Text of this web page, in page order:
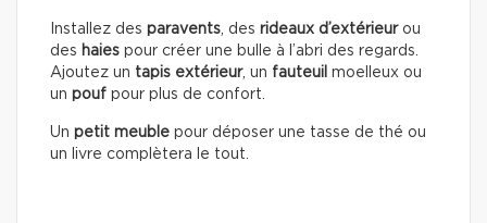
Installez des paravents , des rideaux d’extérieurou
des haies pour créer une bulle à l’abri des regards.
Ajoutez un tapis extérieur, un fauteuil moelleux ou
un pouf pour plus de confort.
Un petit meuble pour déposer une tasse de thé ou
un livre complètera le tout.